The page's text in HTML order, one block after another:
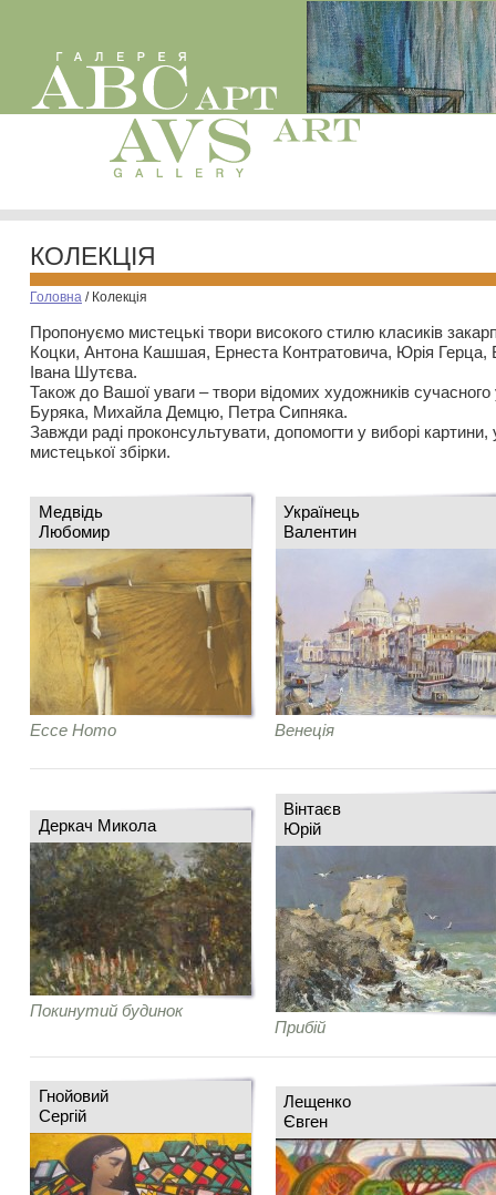
КОЛЕКЦІЯ
Головна / Колекція
Пропонуємо мистецькі твори високого стилю класиків
Коцки, Антона Кашшая, Ернеста Контратовича, Юрія
Івана Шутєва.
Також до Вашої уваги – твори відомих художників
Буряка, Михайла Демцю, Петра Сипняка.
Завжди раді проконсультувати, допомогти у виборі картини,
мистецької збірки.
Медвідь
Любомир
Ecce Homo
Українець
Валентин
Венеція
Деркач Микола
Покинутий будинок
Вінтаєв
Юрій
Прибій
Гнойовий
Сергій
Лещенко
Євген